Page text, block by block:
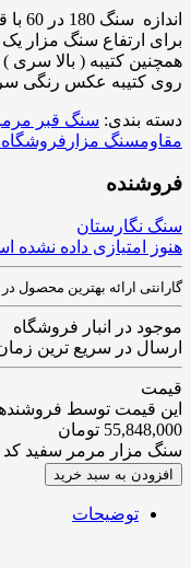
اندازه سنگ 180 در 60 با قطر 4 سانتی متر است.
برای ارتفاع سنگ مزار یک عدد
همچنین کتیبه ( بالا
روی کتیبه عکس رنگی
دسته بندی: سنگ قبر
مقاومسنگ مزار
فروشنده
سنگ نگارستان
هنوز امتیازی داده نشده
گارانتی ارائه بهترین محصول
موجود در انبار فروشگاه
ارسال در سریع ترین
قیمت
این قیمت توسط
55,848,000 تومان
سنگ مزار مرمر سفید کد 327 عدد
افزودن به سبد خرید
توضیحات